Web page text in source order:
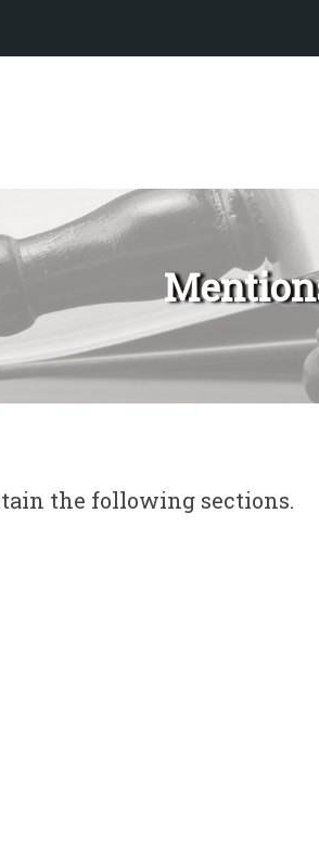
the following sections.